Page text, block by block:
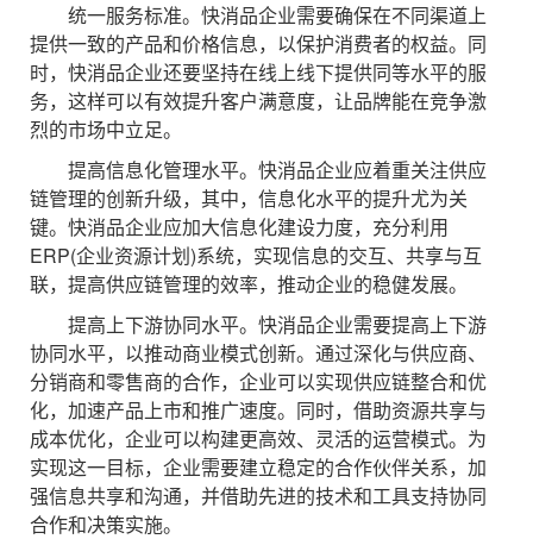
统一服务标准。快消品企业需要确保在不同渠道上
提供一致的产品和价格信息，以保护消费者的权益。同
时，快消品企业还要坚持在线上线下提供同等水平的服
务，这样可以有效提升客户满意度，让品牌能在竞争激
烈的市场中立足。
提高信息化管理水平。快消品企业应着重关注供应
链管理的创新升级，其中，信息化水平的提升尤为关
键。快消品企业应加大信息化建设力度，充分利用
ERP(企业资源计划)系统，实现信息的交互、共享与互
联，提高供应链管理的效率，推动企业的稳健发展。
提高上下游协同水平。快消品企业需要提高上下游
协同水平，以推动商业模式创新。通过深化与供应商、
分销商和零售商的合作，企业可以实现供应链整合和优
化，加速产品上市和推广速度。同时，借助资源共享与
成本优化，企业可以构建更高效、灵活的运营模式。为
实现这一目标，企业需要建立稳定的合作伙伴关系，加
强信息共享和沟通，并借助先进的技术和工具支持协同
合作和决策实施。